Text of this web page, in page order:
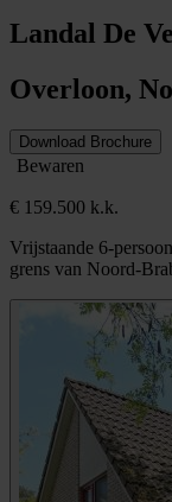
Landal De
Overloon,
Download Brochure
Bewaren
€ 159.500 k.k.
Vrijstaande 6-
grens van Noord-